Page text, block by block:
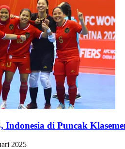
Indonesia di Puncak
2025